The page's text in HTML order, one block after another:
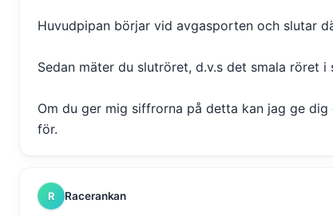
Huvudpipan börjar vid avgasporten och slutar
Sedan mäter du slutröret, d.v.s det smala röret i
Om du ger mig siffrorna på detta kan jag ge
för.
R Racerankan